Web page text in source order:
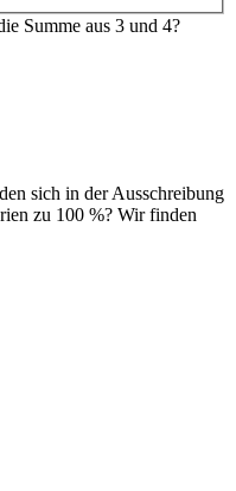
Summe aus 3 und 4?
sich in der Ausschreibung
zu 100 %? Wir finden